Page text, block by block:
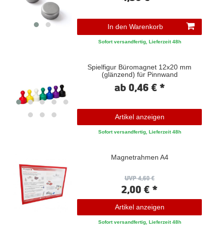
In den Warenkorb
Sofort versandfertig, Lieferzeit 48h
Spielfigur Büromagnet 12x20 mm
(glänzend) für Pinnwand
ab 0,46 € *
Artikel anzeigen
Sofort versandfertig, Lieferzeit 48h
Magnetrahmen A4
UVP 4,60 €
2,00 € *
Artikel anzeigen
Sofort versandfertig, Lieferzeit 48h